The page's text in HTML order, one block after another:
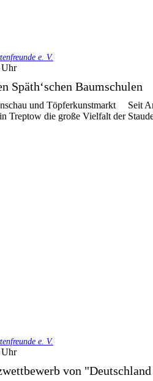
e. V.
Uhr
Späth‘schen
und Töpferkunstmarkt Seit
Treptow die große Vielfalt der
e. V.
Uhr
von